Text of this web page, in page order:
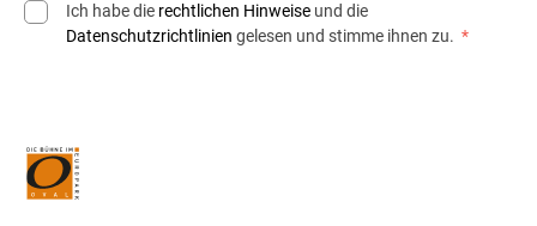
Ich habe die rechtlichen Hinweise und die
Datenschutzrichtlinien gelesen und stimme ihnen zu. *